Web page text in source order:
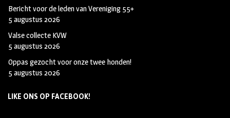
Bericht voor de leden van Vereniging 55+
5 augustus 2026
Valse collecte KVW
5 augustus 2026
Oppas gezocht voor onze twee honden!
5 augustus 2026
LIKE ONS OP FACEBOOK!